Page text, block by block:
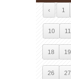
‹ 1
10 11
18 19
26 27